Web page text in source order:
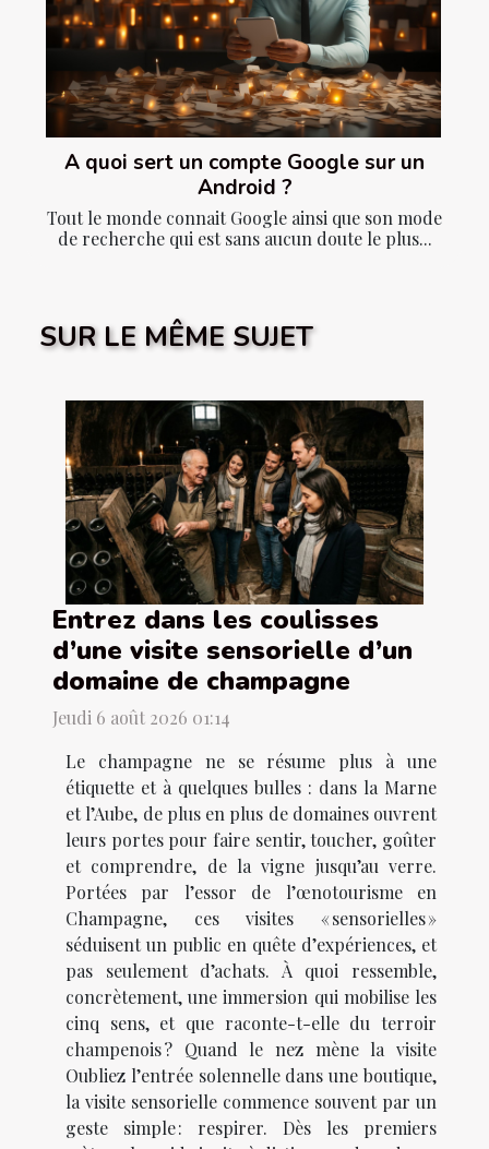
A quoi sert un compte Google sur un
Android ?
Tout le monde connait Google ainsi que son mode
de recherche qui est sans aucun doute le plus...
SUR LE MÊME SUJET
Entrez dans les coulisses
d’une visite sensorielle d’un
domaine de champagne
Jeudi 6 août 2026 01:14
Le champagne ne se résume plus à une
étiquette et à quelques bulles : dans la Marne
et l’Aube, de plus en plus de domaines ouvrent
leurs portes pour faire sentir, toucher, goûter
et comprendre, de la vigne jusqu’au verre.
Portées par l’essor de l’œnotourisme en
Champagne, ces visites « sensorielles »
séduisent un public en quête d’expériences, et
pas seulement d’achats. À quoi ressemble,
concrètement, une immersion qui mobilise les
cinq sens, et que raconte-t-elle du terroir
champenois ? Quand le nez mène la visite
Oubliez l’entrée solennelle dans une boutique,
la visite sensorielle commence souvent par un
geste simple : respirer. Dès les premiers